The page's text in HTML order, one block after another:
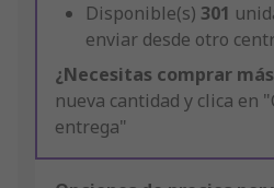
Disponible(s) 301
enviar desde otro
¿Necesitas comprar
nueva cantidad y clica en
entrega"